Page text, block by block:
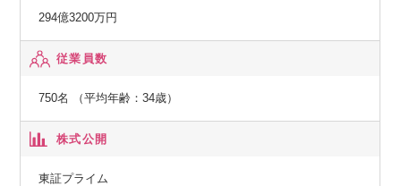
294億3200万円
従業員数
750名 （平均年齢：34歳）
株式公開
東証プライム